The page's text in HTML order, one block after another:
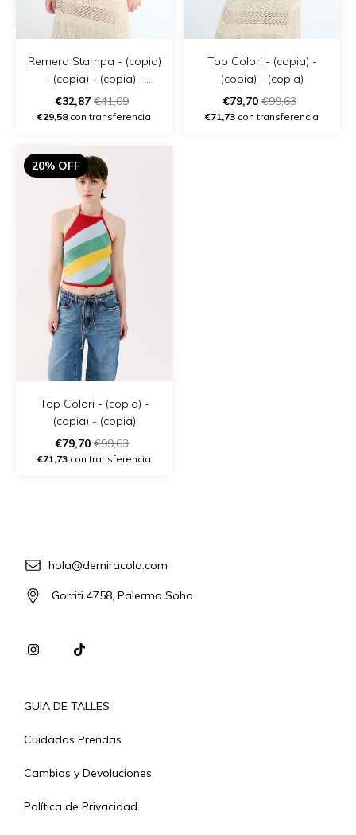
Remera Stampa - (copia)
- (copia) - (copia) -
(copia) - (copia) - (copia)
€32,87 €41,09
€29,58con transferencia
Top Colori - (copia) -
(copia) - (copia)
€79,70 €99,63
€71,73 con transferencia
20% OFF
Top Colori - (copia) -
(copia) - (copia)
€79,70 €99,63
€71,73 con transferencia
hola@demiracolo.com
Gorriti 4758, Palermo Soho
GUIA DE TALLES
Cuidados Prendas
Cambios y Devoluciones
Política de Privacidad